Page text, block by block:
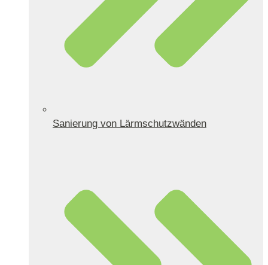
Sanierung von Lärmschutzwänden